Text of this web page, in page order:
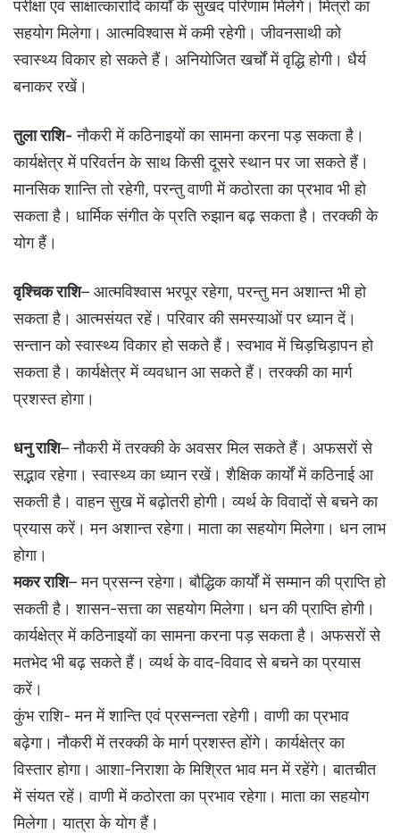
परीक्षा एवं साक्षात्कारादि कार्यों के सुखद परिणाम मिलेंगे। मित्रों का
सहयोग मिलेगा। आत्मविश्वास में कमी रहेगी। जीवनसाथी को
स्वास्थ्‍य विकार हो सकते हैं। अनियोजित खर्चों में वृद्धि होगी। धैर्य
बनाकर रखें।
तुला राशि-नौकरी में कठिनाइयों का सामना करना पड़ सकता है।
कार्यक्षेत्र में परिवर्तन के साथ किसी दूसरे स्थान पर जा सकते हैं।
मानसिक शान्ति तो रहेगी, परन्तु वाणी में कठोरता का प्रभाव भी हो
सकता है। धार्मिक संगीत के प्रति रुझान बढ़ सकता है। तरक्‍की के
योग हैं।
वृश्चिक राशि– आत्मविश्वास भरपूर रहेगा, परन्तु मन अशान्त भी हो
सकता है। आत्मसंयत रहें। परिवार की समस्याओं पर ध्यान दें।
सन्तान को स्वास्थ्‍य विकार हो सकते हैं। स्वभाव में चिड़चिड़ापन हो
सकता है। कार्यक्षेत्र में व्यवधान आ सकते हैं। तरक्‍की का मार्ग
प्रशस्‍त होगा।
धनु राशि– नौकरी में तरक्की के अवसर मिल सकते हैं। अफसरों से
सद्भाव रहेगा। स्वास्थ्‍य का ध्यान रखें। शैक्षिक कार्यों में कठिनाई आ
सकती है। वाहन सुख में बढ़ोतरी होगी। व्‍यर्थ के व‍िवादों से बचने का
प्रयास करें। मन अशान्त रहेगा। माता का सहयोग म‍िलेगा। धन लाभ
होगा।
मकर राशि– मन प्रसन्न रहेगा। बौद्धिक कार्यों में सम्मान की प्राप्ति‍ हो
सकती है। शासन-सत्ता का सहयोग मिलेगा। धन की प्राप्ति‍ होगी।
कार्यक्षेत्र में कठिनाइयों का सामना करना पड़ सकता है। अफसरों से
मतभेद भी बढ़ सकते हैं। व्‍यर्थ के वाद-वि‍वाद से बचने का प्रयास
करें।
कुंभ राशि- मन में शान्ति‍ एवं प्रसन्नता रहेगी। वाणी का प्रभाव
बढ़ेगा। नौकरी में तरक्की के मार्ग प्रशस्त होंगे। कार्यक्षेत्र का
विस्तार होगा। आशा-निराशा के मिश्रित भाव मन में रहेंगे। बातचीत
में संयत रहें। वाणी में कठोरता का प्रभाव रहेगा। माता का सहयोग
म‍िलेगा। यात्रा के योग हैं।